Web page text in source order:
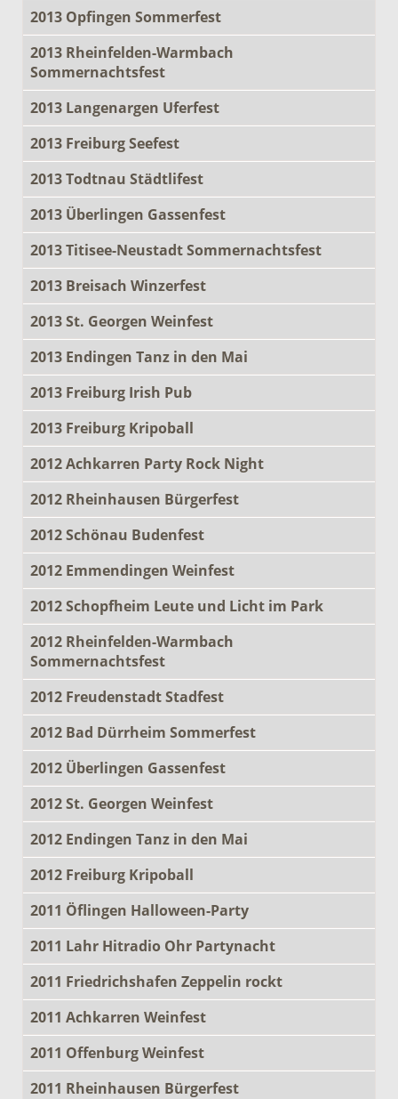
2013 Opfingen Sommerfest
2013 Rheinfelden-Warmbach
Sommernachtsfest
2013 Langenargen Uferfest
2013 Freiburg Seefest
2013 Todtnau Städtlifest
2013 Überlingen Gassenfest
2013 Titisee-Neustadt Sommernachtsfest
2013 Breisach Winzerfest
2013 St. Georgen Weinfest
2013 Endingen Tanz in den Mai
2013 Freiburg Irish Pub
2013 Freiburg Kripoball
2012 Achkarren Party Rock Night
2012 Rheinhausen Bürgerfest
2012 Schönau Budenfest
2012 Emmendingen Weinfest
2012 Schopfheim Leute und Licht im Park
2012 Rheinfelden-Warmbach
Sommernachtsfest
2012 Freudenstadt Stadfest
2012 Bad Dürrheim Sommerfest
2012 Überlingen Gassenfest
2012 St. Georgen Weinfest
2012 Endingen Tanz in den Mai
2012 Freiburg Kripoball
2011 Öflingen Halloween-Party
2011 Lahr Hitradio Ohr Partynacht
2011 Friedrichshafen Zeppelin rockt
2011 Achkarren Weinfest
2011 Offenburg Weinfest
2011 Rheinhausen Bürgerfest